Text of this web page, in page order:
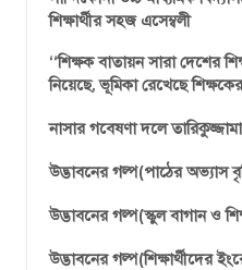
শিক্ষার্থীর সহজ এসেম্বলী
‘‘শিক্ষক বাতায়ন সারা দেশের
নিয়েছে, ভূমিকা রেখেছে
নাসার গবেষণা দলে
উদ্ভাবনের গল্প(পাঠের অভ্যাস
উদ্ভাবনের গল্প(স্কুল বাগান ও
উদ্ভাবনের গল্প(শিক্ষার্থীদের